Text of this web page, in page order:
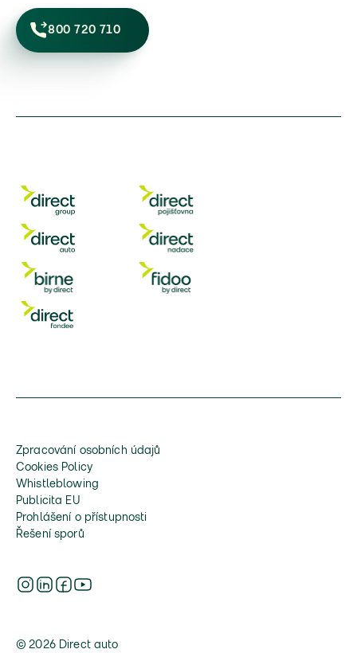
800 720 710
Zpracování osobních údajů
Cookies Policy
Whistleblowing
Publicita EU
Prohlášení o přístupnosti
Řešení sporů
© 2026 Direct auto